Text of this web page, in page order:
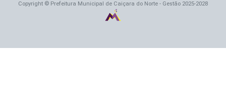
Copyright © Prefeitura Municipal de Caiçara do Norte - Gestão 2025-2028